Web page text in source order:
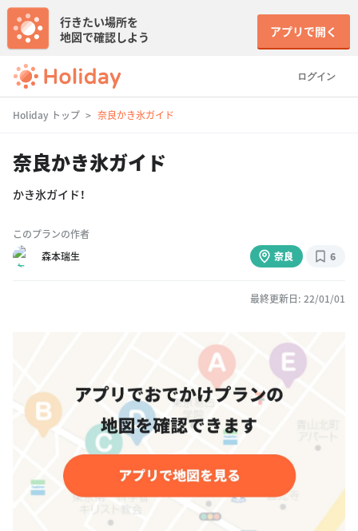
ログイン
行きたい場所を
地図で確認しよう
アプリで開く
Holiday トップ 奈良かき氷ガイド
奈良かき氷ガイド
かき氷ガイド！
このプランの作者
森本瑞生
奈良 6
最終更新日: 22/01/01